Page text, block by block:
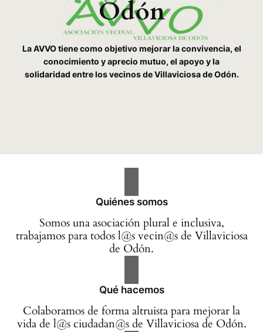
Odón
La AVVO tiene como objetivo mejorar la convivencia, el
conocimiento y aprecio mutuo, el apoyo y la
solidaridad entre los vecinos de Villaviciosa de Odón.
Quiénes somos
Somos una asociación plural e inclusiva,
trabajamos para todos l@s vecin@s de Villaviciosa
de Odón.
Qué hacemos
Colaboramos de forma altruista para mejorar la
vida de l@s ciudadan@s de Villaviciosa de Odón.